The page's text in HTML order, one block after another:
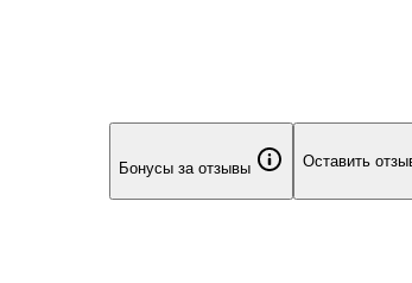
Бонусы за отзывы Оставить